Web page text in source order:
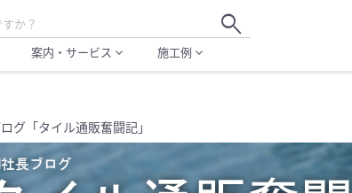
search
案内・サービス expand_more 施工例 expand_more
グ「タイル通販奮闘記」